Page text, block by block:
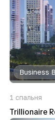
Business
1 спальня
Trillionaire